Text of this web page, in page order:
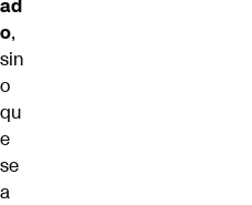
ad
o,
sin
o
qu
e
se
a